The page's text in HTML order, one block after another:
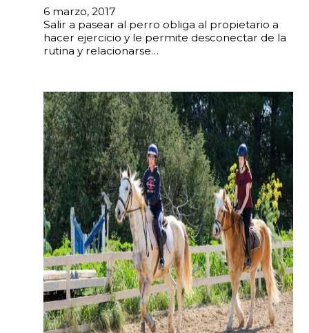
6 marzo, 2017
Salir a pasear al perro obliga al propietario a
hacer ejercicio y le permite desconectar de la
rutina y relacionarse…